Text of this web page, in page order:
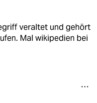
veraltet und gehört
Mal wikipedien bei